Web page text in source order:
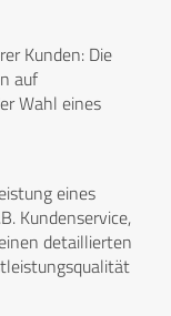
Kunden: Die
auf
Wahl eines
eines
Kundenservice,
detaillierten